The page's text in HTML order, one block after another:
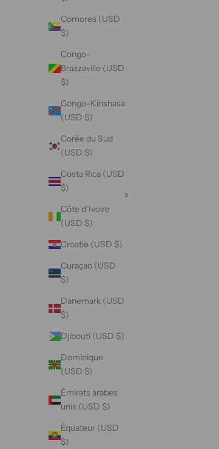
Comores (USD
$)
Congo-
Brazzaville (USD
$)
Congo-Kinshasa
(USD $)
Corée du Sud
(USD $)
Costa Rica (USD
$)
Côte d’Ivoire
(USD $)
Croatie (USD $)
Curaçao (USD
$)
Danemark (USD
$)
Djibouti (USD $)
Dominique
(USD $)
Émirats arabes
unis (USD $)
Équateur (USD
$)
(USD $)
(USD $)
Bhoutan
Biélorussie
(USD $)
Bolivie
(USD $)
Bosnie-
Herzégovine
(USD $)
Botswana
(USD $)
Brésil
Brunei
Bulgarie
Burkina
(USD $)
(USD $)